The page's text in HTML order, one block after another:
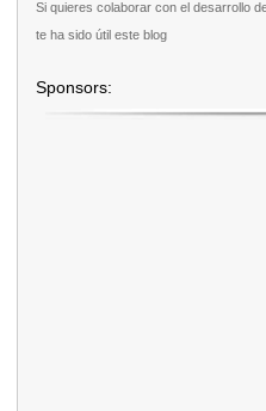
Si quieres colaborar con el desarrollo
te ha sido útil este blog
Sponsors: